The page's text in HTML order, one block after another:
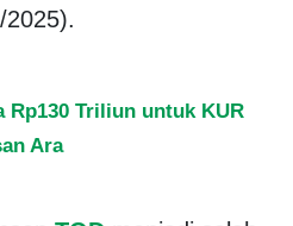
Rp130 Triliun untuk KUR
Ara